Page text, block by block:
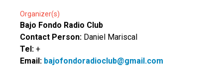
Organizer(s)
Bajo Fondo Radio Club
Contact Person: Daniel Mariscal
Tel: +
Email: bajofondoradioclub@gmail.com